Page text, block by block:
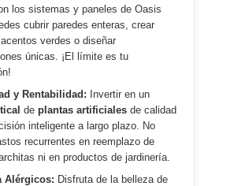
los sistemas y paneles de Oasis
cubrir paredes enteras, crear
verdes o diseñar
únicas. ¡El límite es tu
y Rentabilidad: Invertir en un
deplantas artificiales de calidad
inteligente a largo plazo. No
recurrentes en reemplazo de
ni en productos de jardinería.
Alérgicos: Disfruta de la belleza de